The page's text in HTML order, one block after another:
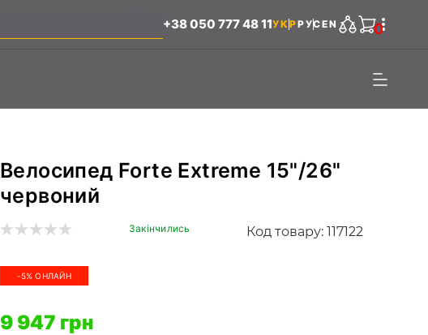
+38 050 777 48 11УКРРУСEN 0
Велосипед Forte Extreme 15"/26"
червоний
Закінчились Код товару: 117122
-5% ОНЛАЙН
9 947 грн